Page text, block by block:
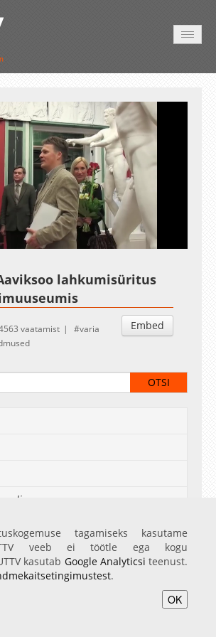
Esituskiirused
Auto
lahkumisüritus
Embed
vaatamist
varia
tagamiseks kasutame
veeb ei töötle ega kogu
kasutab Google Analyticsi teenust.
.
OK